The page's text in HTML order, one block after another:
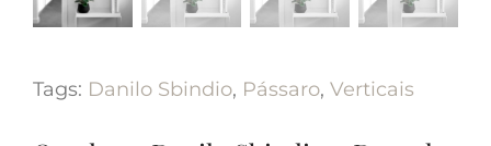
Tags: Danilo Sbindio, Pássaro, Verticais